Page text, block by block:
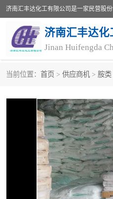
济南汇丰达化
Jinan Huifengda
当前位置： 首页 > 供应商机 > 胺类
羧酸衍生物
无机盐